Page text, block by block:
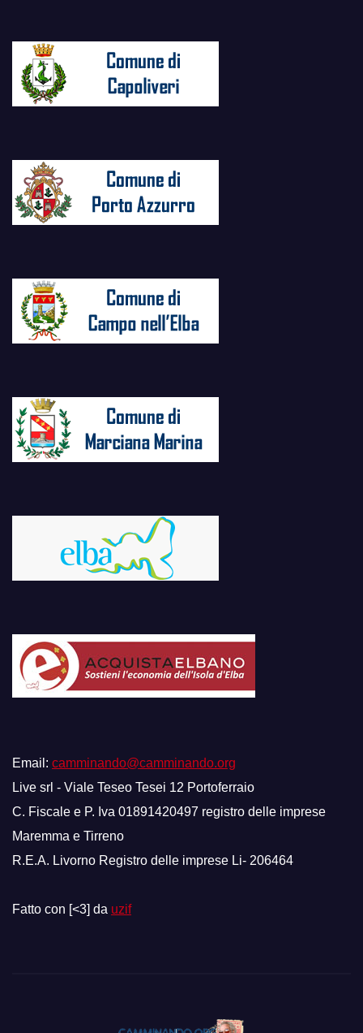
Email: camminando@camminando.org
Live srl - Viale Teseo Tesei 12 Portoferraio
C. Fiscale e P. Iva 01891420497 registro delle imprese
Maremma e Tirreno
R.E.A. Livorno Registro delle imprese Li- 206464
Fatto con [<3] da uzif